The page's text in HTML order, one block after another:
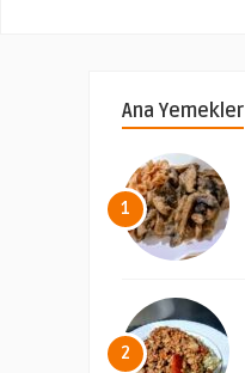
Ana Yemekler
1
2